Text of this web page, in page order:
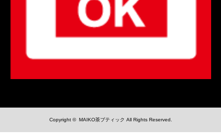
Copyright © MAIKO茶ブティック All Rights Reserved.